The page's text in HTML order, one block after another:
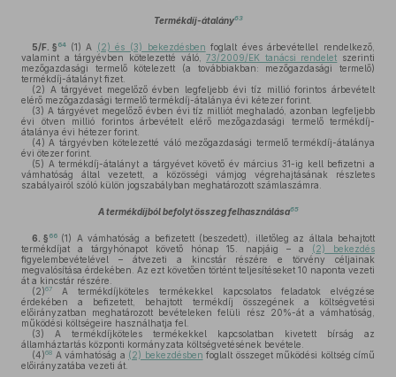
Termékdíj-átalány63
5/F. § 64 (1) A (2) és (3) bekezdésben foglalt éves árbevétellel rendelkező,
valamint a tárgyévben kötelezetté váló,73/2009/EK tanácsi rendelet szerinti
mezőgazdasági termelő kötelezett (a továbbiakban: mezőgazdasági termelő)
termékdíj-átalányt fizet.
(2) A tárgyévet megelőző évben legfeljebb évi tíz millió forintos árbevételt
elérő mezőgazdasági termelő termékdíj-átalánya évi kétezer forint.
(3) A tárgyévet megelőző évben évi tíz milliót meghaladó, azonban legfeljebb
évi ötven millió forintos árbevételt elérő mezőgazdasági termelő termékdíj-
átalánya évi hétezer forint.
(4) A tárgyévben kötelezetté váló mezőgazdasági termelő termékdíj-átalánya
évi ötezer forint.
(5) A termékdíj-átalányt a tárgyévet követő év március 31-ig kell befizetni a
vámhatóság által vezetett, a közösségi vámjog végrehajtásának részletes
szabályairól szóló külön jogszabályban meghatározott számlaszámra.
A termékdíjból befolyt összeg felhasználása65
6. § 66 (1) A vámhatóság a befizetett (beszedett), illetőleg az általa behajtott
termékdíjat a tárgyhónapot követő hónap 15. napjáig – a (2) bekezdés
figyelembevételével – átvezeti a kincstár részére e törvény céljainak
megvalósítása érdekében. Az ezt követően történt teljesítéseket 10 naponta vezeti
át a kincstár részére.
(2)67
A termékdíjköteles termékekkel kapcsolatos feladatok elvégzése
érdekében a befizetett, behajtott termékdíj összegének a költségvetési
előirányzatban meghatározott bevételeken felüli rész 20%-át a vámhatóság,
működési költségeire használhatja fel.
(3) A termékdíjköteles termékekkel kapcsolatban kivetett bírság az
államháztartás központi kormányzata költségvetésének bevétele.
(4)68 A vámhatóság a (2) bekezdésben foglalt összeget működési költség című
előirányzatába vezeti át.